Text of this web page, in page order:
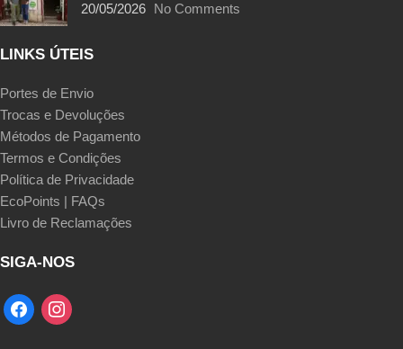
20/05/2026 No Comments
LINKS ÚTEIS
Portes de Envio
Trocas e Devoluções
Métodos de Pagamento
Termos e Condições
Política de Privacidade
EcoPoints | FAQs
Livro de Reclamações
SIGA-NOS